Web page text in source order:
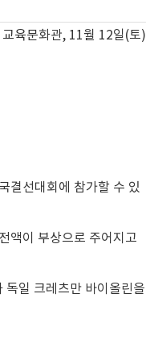
육문화관, 11월 12일(토)
결선대회에 참가할 수 있
액이 부상으로 주어지고
일 크레츠만 바이올린을